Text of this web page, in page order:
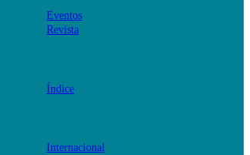
Eventos
Revista
Índice
Internacional